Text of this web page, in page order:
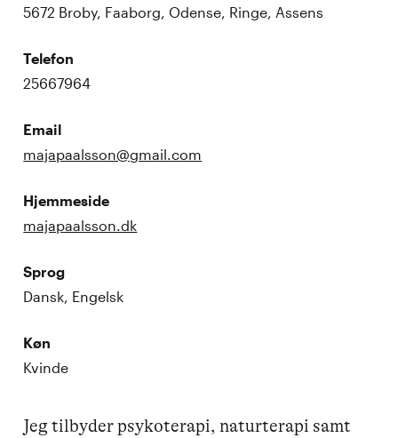
5672 Broby, Faaborg, Odense, Ringe, Assens
Telefon
25667964
Email
majapaalsson@gmail.com
Hjemmeside
majapaalsson.dk
Sprog
Dansk, Engelsk
Køn
Kvinde
Jeg tilbyder psykoterapi, naturterapi samt